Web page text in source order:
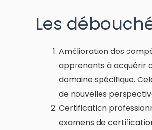
Les
Amélioration des
apprenants à acquérir
domaine spécifique.
de nouvelles
Certification
examens de